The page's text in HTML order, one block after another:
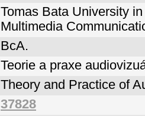
Tomas Bata University
Multimedia
BcA.
Teorie a praxe
Theory and Practice of
37828